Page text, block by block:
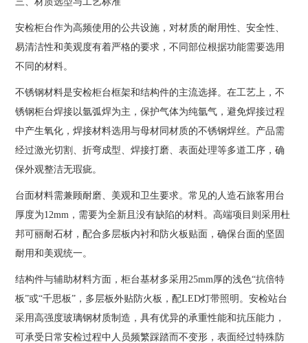
安检柜台作为高频使用的公共设施，对材质的耐用性、安全性、
易清洁性和美观度有着严格的要求，不同部位根据功能需要选用
不同的材料。
不锈钢材料是安检柜台框架和结构件的主流选择。在工艺上，不
锈钢柜台焊接以氩弧焊为主，保护气体为纯氩气，避免焊接过程
中产生氧化，焊接材料选用与母材同材质的不锈钢焊丝。产品需
经过激光切割、折弯成型、焊接打磨、表面处理等多道工序，确
保外观整洁无瑕疵。
台面材料需兼顾耐磨、美观和卫生要求。常见的人造石旅客用台
厚度为12mm，需要为全新且没有缺陷的材料。高端项目则采用杜
邦可丽耐石材，配合多层板内衬和防火板贴面，确保台面的坚固
耐用和美观统一。
结构件与辅助材料方面，柜台基材多采用25mm厚的浅色“抗倍特
板”或“千思板”，多层板外贴防火板，配LED灯带照明。安检站台
采用高强度玻璃钢材质制造，具有优异的承重性能和抗压能力，
可承受日常安检过程中人员频繁踩踏而不变形，表面经过特殊防